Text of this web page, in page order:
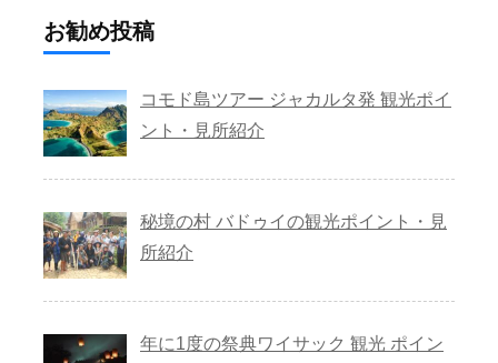
お勧め投稿
コモド島ツアー ジャカルタ発 観光ポイ
ント・見所紹介
秘境の村 バドゥイの観光ポイント・見
所紹介
年に1度の祭典ワイサック 観光 ポイン